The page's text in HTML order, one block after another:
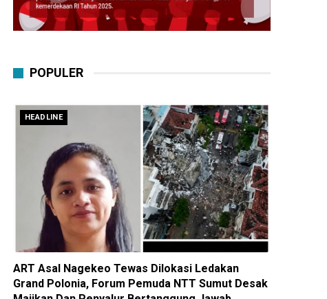
POPULER
HEADLINE
ART Asal Nagekeo Tewas Dilokasi Ledakan
Grand Polonia, Forum Pemuda NTT Sumut Desak